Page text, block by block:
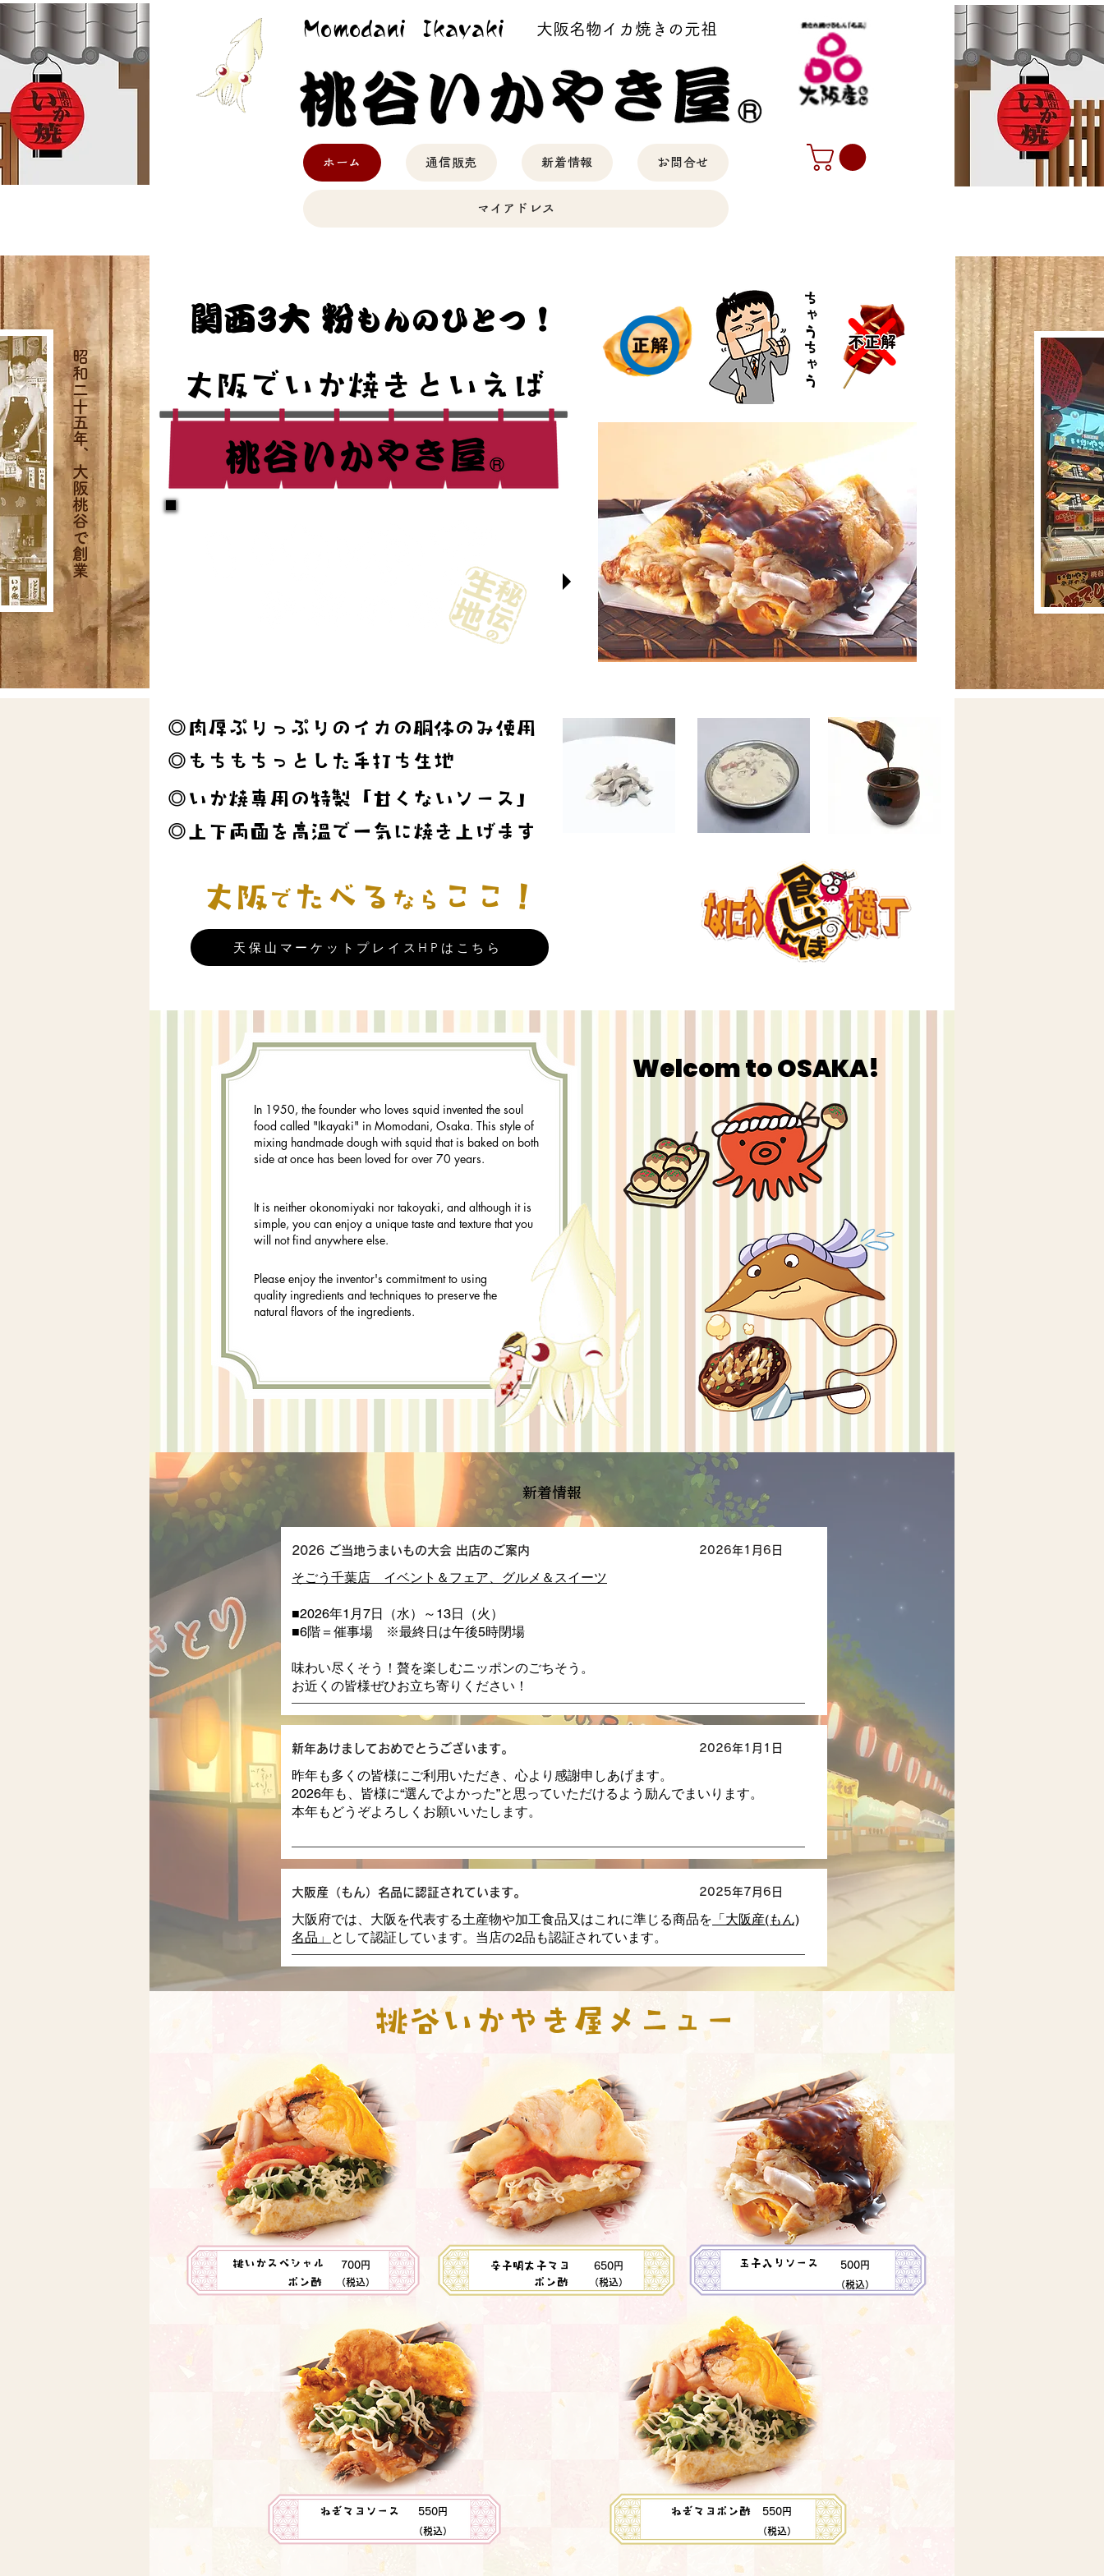
Momodani Ikayaki 大阪名物イカ焼きの元祖
ホーム 通信販売 新着情報 お問合せ
マイアドレス
◎肉厚ぷりっぷりのイカの胴体のみ使用
◎もちもちっとした手打ち生地
◎いか焼専用の特製「甘くないソース」
◎上下両面を高温で一気に焼き上げます
大阪 で たべる なら ここ！
天保山マーケットプレイスHPはこちら
昭和二十五年、大阪桃谷で創業
関西3大 粉もんのひとつ ！
大阪でいか焼きといえば
ちゃうちゃう
In 1950, the founder who loves squid invented the soul
food called "Ikayaki" in Momodani, Osaka. This style of
mixing handmade dough with squid that is baked on both
side at once has been loved for over 70 years.
It is neither okonomiyaki nor takoyaki, and although it is
simple, you can enjoy a unique taste and texture that you
will not find anywhere else.
Please enjoy the inventor's commitment to using
quality ingredients and techniques to preserve the
natural flavors of the ingredients.
Welcom to OSAKA!
新着情報
2026 ご当地うまいもの大会 出店のご案内 2026年1月6日
そごう千葉店 イベント＆フェア、グルメ＆スイーツ
■2026年1月7日（水）～13日（火）
■6階＝催事場 ※最終日は午後5時閉場
味わい尽くそう！贅を楽しむニッポンのごちそう。
お近くの皆様ぜひお立ち寄りください！
新年あけましておめでとうございます。 2026年1月1日
昨年も多くの皆様にご利用いただき、心より感謝申しあげます。
2026年も、皆様に“選んでよかった”と思っていただけるよう励んでまいります。
本年もどうぞよろしくお願いいたします。
大阪産（もん）名品に認証されています。 2025年7月6日
大阪府では、大阪を代表する土産物や加工食品又はこれに準じる商品を 「大阪産(もん)
名品」 として認証しています。当店の2品も認証されています。
桃谷いかやき屋メニュー
桃いかスペシャル
ポン酢
700円
（税込）
辛子明太子マヨ
ポン酢
（税込）
650円 玉子入りソース
（税込）
500円
ねぎマヨソース
（税込）
550円 ねぎマヨポン酢
（税込）
550円